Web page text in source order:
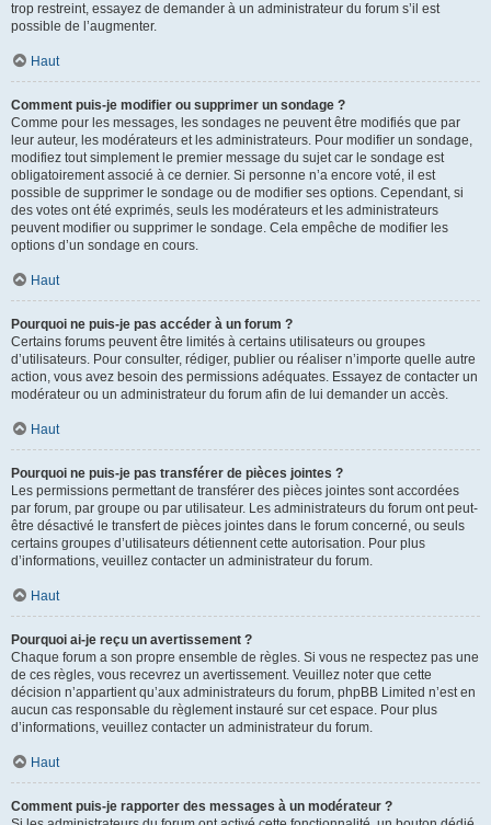
trop restreint, essayez de demander à un administrateur du forum s’il est
possible de l’augmenter.
Haut
Comment puis-je modifier ou supprimer un sondage ?
Comme pour les messages, les sondages ne peuvent être modifiés que par
leur auteur, les modérateurs et les administrateurs. Pour modifier un sondage,
modifiez tout simplement le premier message du sujet car le sondage est
obligatoirement associé à ce dernier. Si personne n’a encore voté, il est
possible de supprimer le sondage ou de modifier ses options. Cependant, si
des votes ont été exprimés, seuls les modérateurs et les administrateurs
peuvent modifier ou supprimer le sondage. Cela empêche de modifier les
options d’un sondage en cours.
Haut
Pourquoi ne puis-je pas accéder à un forum ?
Certains forums peuvent être limités à certains utilisateurs ou groupes
d’utilisateurs. Pour consulter, rédiger, publier ou réaliser n’importe quelle autre
action, vous avez besoin des permissions adéquates. Essayez de contacter un
modérateur ou un administrateur du forum afin de lui demander un accès.
Haut
Pourquoi ne puis-je pas transférer de pièces jointes ?
Les permissions permettant de transférer des pièces jointes sont accordées
par forum, par groupe ou par utilisateur. Les administrateurs du forum ont peut-
être désactivé le transfert de pièces jointes dans le forum concerné, ou seuls
certains groupes d’utilisateurs détiennent cette autorisation. Pour plus
d’informations, veuillez contacter un administrateur du forum.
Haut
Pourquoi ai-je reçu un avertissement ?
Chaque forum a son propre ensemble de règles. Si vous ne respectez pas une
de ces règles, vous recevrez un avertissement. Veuillez noter que cette
décision n’appartient qu’aux administrateurs du forum, phpBB Limited n’est en
aucun cas responsable du règlement instauré sur cet espace. Pour plus
d’informations, veuillez contacter un administrateur du forum.
Haut
Comment puis-je rapporter des messages à un modérateur ?